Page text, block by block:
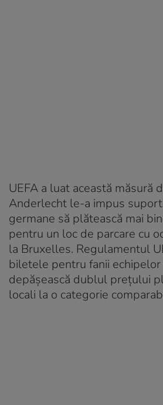
UEFA a luat această măsură
Anderlecht le-a impus
germane să plătească mai
pentru un loc de parcare cu
la Bruxelles. Regulamentul
biletele pentru fanii
depăşească dublul preţului
locali la o categorie